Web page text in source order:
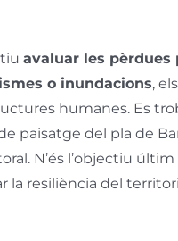
avaluar les pèrdues
o inundacions,
humanes. Es
paisatge del pla de
N’és l’objectiu
la resiliència del